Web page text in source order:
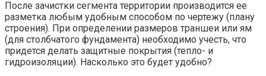
После зачистки сегмента территории производится ее
разметка любым удобным способом по чертежу (плану
строения). При определении размеров траншеи или ям
(для столбчатого фундамента) необходимо учесть, что
придется делать защитные покрытия (тепло- и
гидроизоляции). Насколько это будет удобно?